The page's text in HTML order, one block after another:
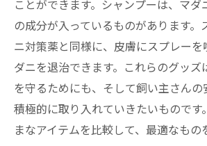
ことができます。シャンプーは、マダ
の成分が入っているものがあります。
ニ対策薬と同様に、皮膚にスプレー
ダニを退治できます。これらのグッズ
を守るためにも、そして飼い主さんの
積極的に取り入れていきたいものです
まなアイテムを比較して、最適なもの